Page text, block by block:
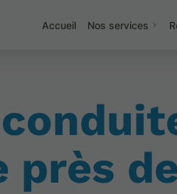
Accueil Nos services
près